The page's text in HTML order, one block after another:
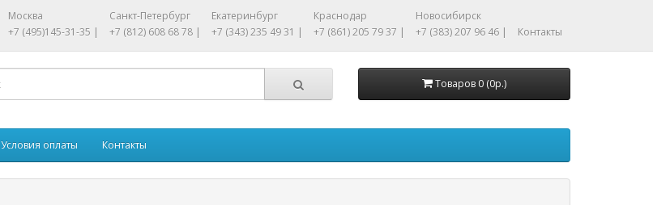
Москва
+7 (495)145-31-35 |
Санкт-Петербург
+7 (812) 608 68 78 |
Екатеринбург
+7 (343) 235 49 31 |
Краснодар
+7 (861) 205 79 37 |
Новосибирск
+7 (383) 207 96 46 |
Контакты
Товаров 0 (0р.)
Условия оплаты Контакты